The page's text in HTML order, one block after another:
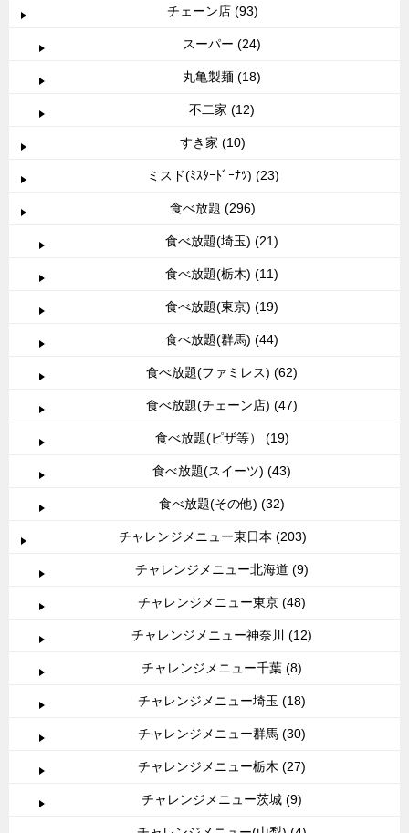
チェーン店 (93)
スーパー (24)
丸亀製麺 (18)
不二家 (12)
すき家 (10)
ミスド(ﾐｽﾀｰﾄﾞｰﾅﾂ) (23)
食べ放題 (296)
食べ放題(埼玉) (21)
食べ放題(栃木) (11)
食べ放題(東京) (19)
食べ放題(群馬) (44)
食べ放題(ファミレス) (62)
食べ放題(チェーン店) (47)
食べ放題(ピザ等） (19)
食べ放題(スイーツ) (43)
食べ放題(その他) (32)
チャレンジメニュー東日本 (203)
チャレンジメニュー北海道 (9)
チャレンジメニュー東京 (48)
チャレンジメニュー神奈川 (12)
チャレンジメニュー千葉 (8)
チャレンジメニュー埼玉 (18)
チャレンジメニュー群馬 (30)
チャレンジメニュー栃木 (27)
チャレンジメニュー茨城 (9)